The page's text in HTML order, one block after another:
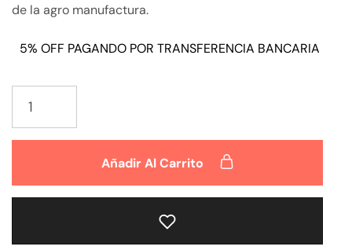
de la agro manufactura.
5% OFF PAGANDO POR TRANSFERENCIA BANCARIA
Añadir Al Carrito